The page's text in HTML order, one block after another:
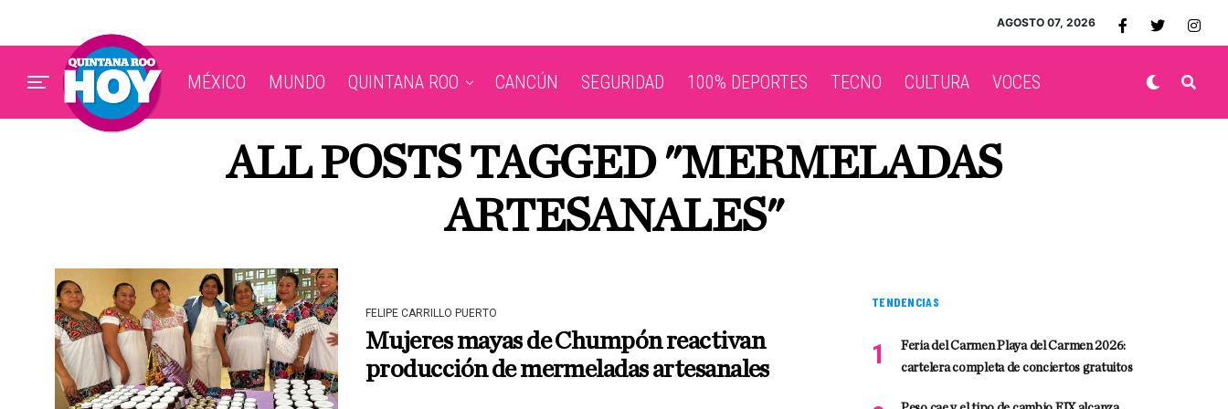
AGOSTO 07, 2026
MÉXICO MUNDO QUINTANA ROO CANCÚN SEGURIDAD 100% DEPORTES TECNO CULTURA VOCES
ALL POSTS TAGGED "MERMELADAS
ARTESANALES"
FELIPE CARRILLO PUERTO
Mujeres mayas de Chumpón reactivan
producción de mermeladas artesanales
TENDENCIAS
Feria del Carmen Playa del Carmen 2026:
cartelera completa de conciertos gratuitos